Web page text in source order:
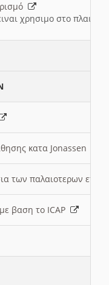
χρησιμο στο
κατα Jonassen
των παλαιοτερων
βαση το ICAP